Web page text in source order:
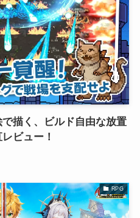
で描く、ビルド自由な放置
ビュー！
RPG